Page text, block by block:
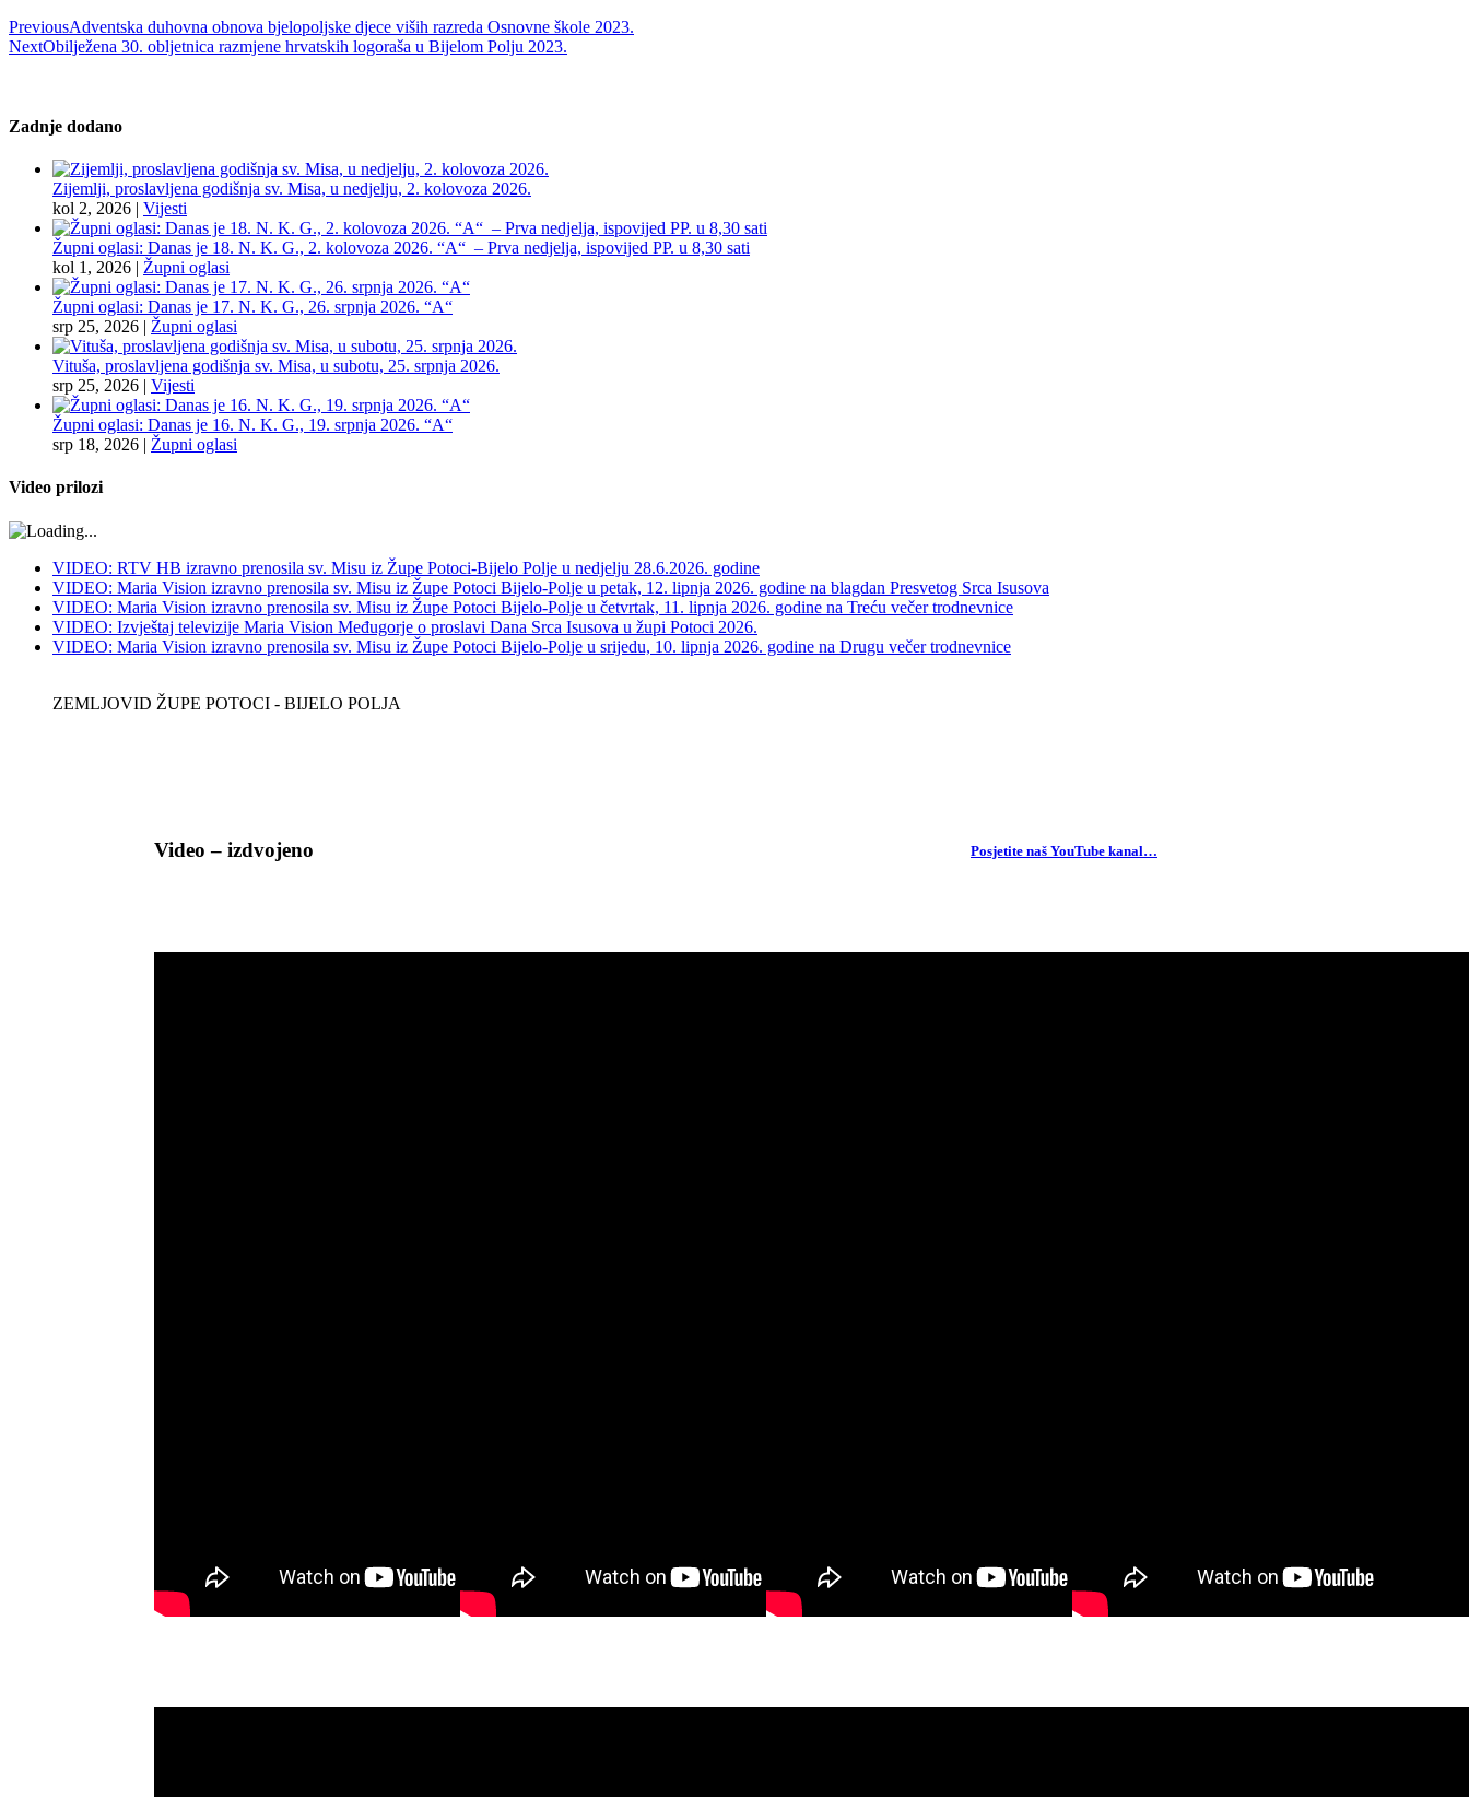
PreviousAdventska duhovna obnova bjelopoljske djece viših razreda Osnovne škole 2023.
NextObilježena 30. obljetnica razmjene hrvatskih logoraša u Bijelom Polju 2023.
Zadnje dodano
Zijemlji, proslavljena godišnja sv. Misa, u nedjelju, 2. kolovoza 2026.
kol 2, 2026 | Vijesti
Župni oglasi: Danas je 18. N. K. G., 2. kolovoza 2026. “A“ – Prva nedjelja, ispovijed PP. u 8,30 sati
kol 1, 2026 | Župni oglasi
Župni oglasi: Danas je 17. N. K. G., 26. srpnja 2026. “A“
srp 25, 2026 | Župni oglasi
Vituša, proslavljena godišnja sv. Misa, u subotu, 25. srpnja 2026.
srp 25, 2026 | Vijesti
Župni oglasi: Danas je 16. N. K. G., 19. srpnja 2026. “A“
srp 18, 2026 | Župni oglasi
Video prilozi
VIDEO: RTV HB izravno prenosila sv. Misu iz Župe Potoci-Bijelo Polje u nedjelju 28.6.2026. godine
VIDEO: Maria Vision izravno prenosila sv. Misu iz Župe Potoci Bijelo-Polje u petak, 12. lipnja 2026. godine na blagdan Presvetog Srca Isusova
VIDEO: Maria Vision izravno prenosila sv. Misu iz Župe Potoci Bijelo-Polje u četvrtak, 11. lipnja 2026. godine na Treću večer trodnevnice
VIDEO: Izvještaj televizije Maria Vision Međugorje o proslavi Dana Srca Isusova u župi Potoci 2026.
VIDEO: Maria Vision izravno prenosila sv. Misu iz Župe Potoci Bijelo-Polje u srijedu, 10. lipnja 2026. godine na Drugu večer trodnevnice
ZEMLJOVID ŽUPE POTOCI - BIJELO POLJA
Video – izdvojeno Posjetite naš YouTube kanal…